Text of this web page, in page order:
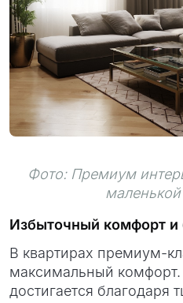
Фото: Премиум
Избыточный комфорт и
В квартирах премиум-
максимальный комфорт.
достигается благодаря